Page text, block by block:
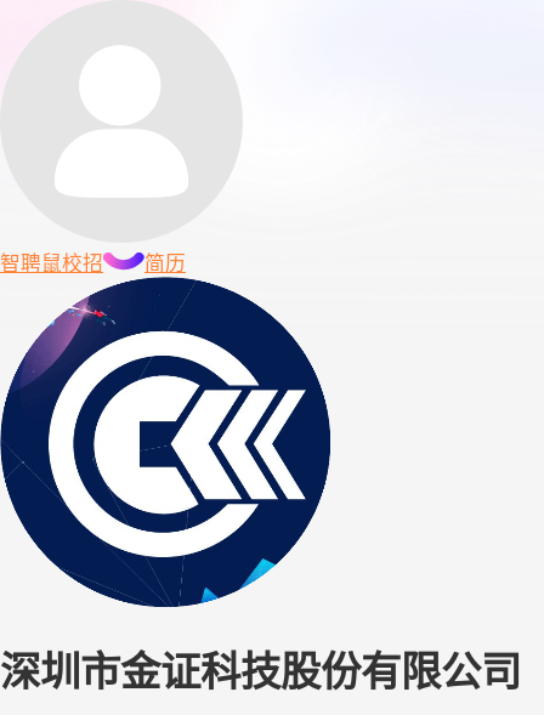
智聘鼠校招 简历
深圳市金证科技股份有限公司